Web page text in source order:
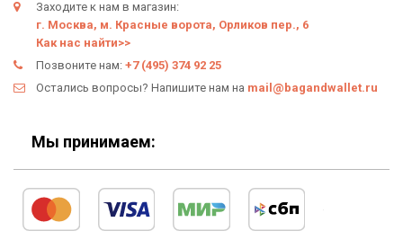
Оферта
Политика конфиденциальности
Заходите к нам в магазин:
г. Москва, м. Красные ворота, Орликов пер., 6
Как нас найти>>
Позвоните нам: +7 (495) 374 92 25
Остались вопросы? Напишите нам на mail@bagandwallet.ru
Мы принимаем: